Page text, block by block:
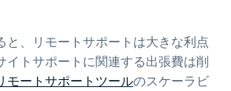
と、リモートサポートは大きな利点
イトサポートに関連する出張費は削
モートサポートツールのスケーラビ